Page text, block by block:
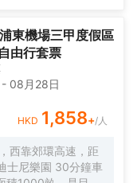
蘢葱、鳥語花香 配
務。
東機場三甲度假區
由行套票
- 08月28日
HKD 1,858+/人
西靠郊環高速，距
士尼樂園 30分鐘車